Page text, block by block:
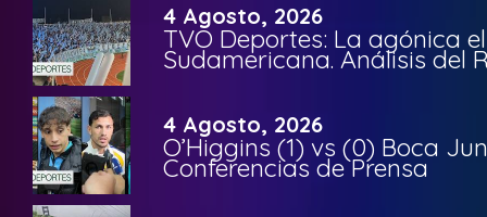
4 Agosto, 2026
TVO Deportes: La agónica
Sudamericana. Análisis del
4 Agosto, 2026
O’Higgins (1) vs (0) Boca
Conferencias de Prensa